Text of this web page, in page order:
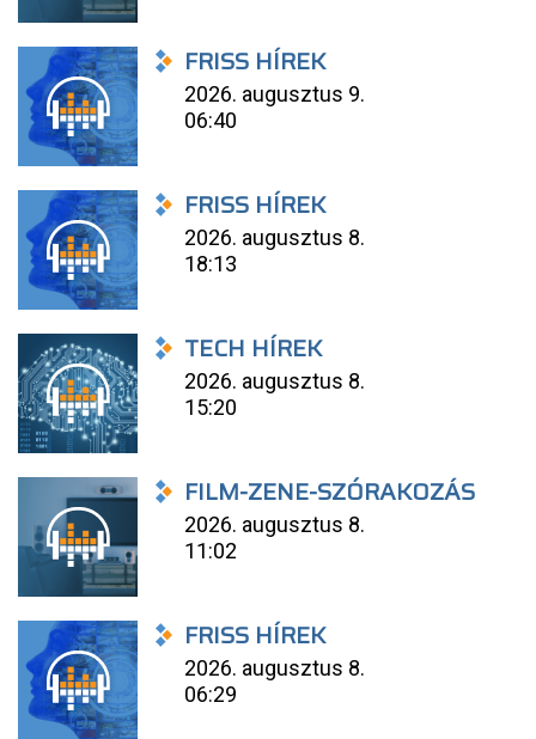
FRISS HÍREK
2026. augusztus 9.
06:40
FRISS HÍREK
2026. augusztus 8.
18:13
TECH HÍREK
2026. augusztus 8.
15:20
FILM-ZENE-SZÓRAKOZÁS
2026. augusztus 8.
11:02
FRISS HÍREK
2026. augusztus 8.
06:29